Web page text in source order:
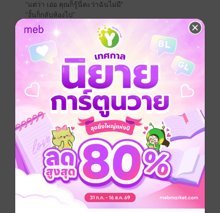
“แต่ว่า เอ่อ คุณก็รู้นี่คะว่าฉันไม่มี”
“งั้นก็กลับห้องไป”
“แต่...”
“หรือจะนอนกับฉัน?...เหมือนเมื่อคืน”
โรมานซ์
ประเภทไฟล์ pdf, epub (สารบัญ)
วันที่วางขาย 27 พฤษภาคม 2562
ความยาว 186 หน้า (≈ 33,557 คำ)
ราคาปก 149 บาท (ประหยัด 53%)
เรื่องที่คุณน่าจะสนใจ